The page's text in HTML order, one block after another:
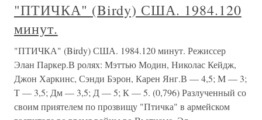
"ПТИЧКА" (Birdy) США. 1984.120
минут.
"ПТИЧКА" (Birdy) США. 1984.120 минут. Режиссер
Элан Паркер.В ролях: Мэттью Модин, Николас Кейдж,
Джон Харкинс, Сэнди Бэрон, Карен Янг.В — 4,5; М — 3;
Т — 3,5; Дм — 3,5; Д — 5; К — 5. (0,796) Разлученный со
своим приятелем по прозвищу "Птичка" в армейском